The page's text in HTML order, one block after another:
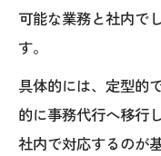
可能な業務と社内で
す。
具体的には、定型的
的に事務代行へ移行
社内で対応するのが